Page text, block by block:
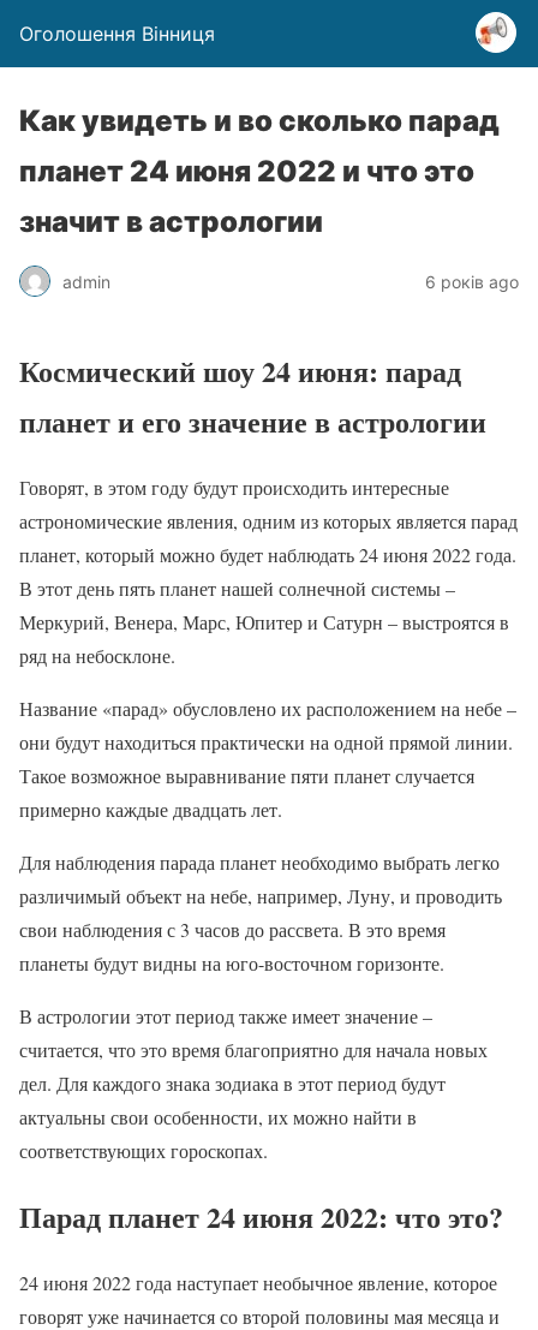
Оголошення Вінниця
Как увидеть и во сколько парад
планет 24 июня 2022 и что это
значит в астрологии
admin 6 років ago
Космический шоу 24 июня: парад
планет и его значение в астрологии
Говорят, в этом году будут происходить интересные
астрономические явления, одним из которых является парад
планет, который можно будет наблюдать 24 июня 2022 года.
В этот день пять планет нашей солнечной системы –
Меркурий, Венера, Марс, Юпитер и Сатурн – выстроятся в
ряд на небосклоне.
Название «парад» обусловлено их расположением на небе –
они будут находиться практически на одной прямой линии.
Такое возможное выравнивание пяти планет случается
примерно каждые двадцать лет.
Для наблюдения парада планет необходимо выбрать легко
различимый объект на небе, например, Луну, и проводить
свои наблюдения с 3 часов до рассвета. В это время
планеты будут видны на юго-восточном горизонте.
В астрологии этот период также имеет значение –
считается, что это время благоприятно для начала новых
дел. Для каждого знака зодиака в этот период будут
актуальны свои особенности, их можно найти в
соответствующих гороскопах.
Парад планет 24 июня 2022: что это?
24 июня 2022 года наступает необычное явление, которое
говорят уже начинается со второй половины мая месяца и